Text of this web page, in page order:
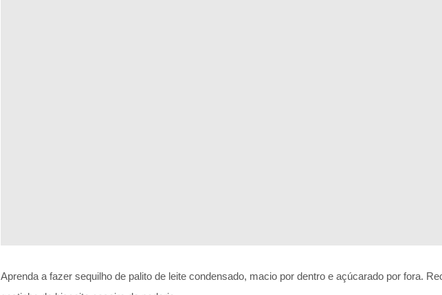
Aprenda a fazer sequilho de palito de leite condensado, macio por dentro e açúcarado por fora.